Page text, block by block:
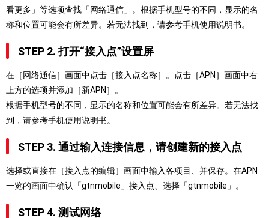
看更多」等选项查找「网络通信」。根据手机型号的不同，显示的名
称和位置可能会有所差异。若无法找到，请参考手机使用说明书。
STEP 2. 打开“接入点”设置屏
在［网络通信］画面中点击［接入点名称］。点击［APN］画面中右
上方的选项并添加［新APN］。
根据手机型号的不同，显示的名称和位置可能会有所差异。若无法找
到，请参考手机使用说明书。
STEP 3. 通过输入连接信息，请创建新的接入点
选择或直接在［接入点的编辑］画面中输入各项目、并保存。在APN
一览的画面中确认「gtnmobile」接入点、选择「gtnmobile」。
STEP 4. 测试网络